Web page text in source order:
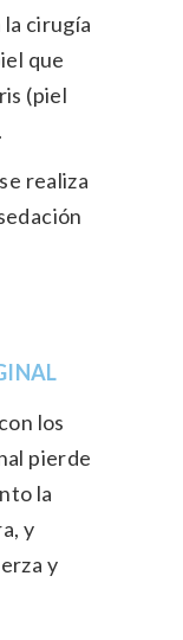
cirugía
que
(piel
realiza
los
pierde
la
y
y